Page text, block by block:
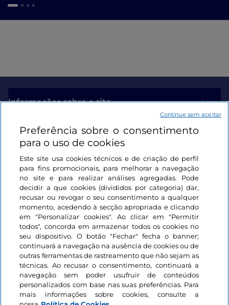
Informações sobre o site
Ligações úteis
Iniciar sessão
Mantenha-se em contacto
Preferência sobre o consentimento
para o uso de cookies
Este site usa cookies técnicos e de criação de perfil
para fins promocionais, para melhorar a navegação
no site e para realizar análises agregadas. Pode
decidir a que cookies (divididos por categoria) dar,
recusar ou revogar o seu consentimento a qualquer
momento, acedendo à secção apropriada e clicando
em "Personalizar cookies". Ao clicar em "Permitir
todos", concorda em armazenar todos os cookies no
seu dispositivo. O botão "Fechar" fecha o banner;
continuará a navegação na ausência de cookies ou de
outras ferramentas de rastreamento que não sejam as
técnicas. Ao recusar o consentimento, continuará a
navegação sem poder usufruir de conteúdos
personalizados com base nas suas preferências. Para
mais informações sobre cookies, consulte a
Continue sem aceitar